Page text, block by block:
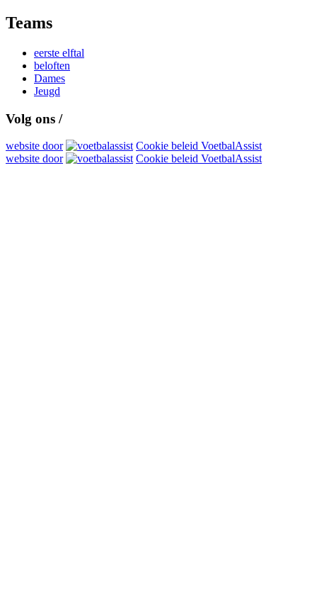
Teams
eerste elftal
beloften
Dames
Jeugd
Volg ons /
website door
Cookie beleid VoetbalAssist
website door
Cookie beleid VoetbalAssist